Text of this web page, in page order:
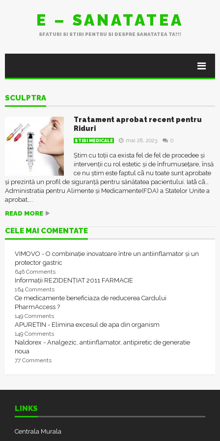
E – SANATATEA
SFATURI SI STIRI PENTRU SI DESPRE SANATATEA TA!!!
SCULPTRA
Tratament aprobat recent pentru
Riduri
STIRI MEDICALE mai 28, 2023 0
Știm cu toții ca exista fel de fel de procedee și
intervenții cu rol estetic și de înfrumusețare, însă
ce nu știm este faptul cã nu toate sunt aprobate
și prezintă un profil de siguranță pentru sănătatea pacientului. Iatã cã…
Administratia pentru Alimente și Medicamente(FDA) a Statelor Unite a
aprobat,...
READ MORE
CELE MAI COMENTATE
VIMOVO - O combinație inovatoare între un antiinflamator și un
protector gastric
646 Comments
Informații REZIDENȚIAT 2011 FARMACIE
164 Comments
Ce medicamente beneficiaza de reducerea Cardului
PharmAccess ?
149 Comments
APURETIN - Elimina excesul de apa din organism
149 Comments
Naldorex - Analgezic, antiinflamator, antipiretic de generatie
noua
77 Comments
LINKS
Centrala Murala